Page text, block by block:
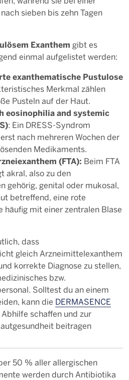
sieben bis zehn Tagen
Exanthem gibt es
einmal aufgelistet werden:
exanthematische Pustulose
Merkmal zählen
Pusteln auf der Haut.
eosinophilia and systemic
: Ein DRESS-Syndrom
nach mehreren Wochen der
Medikaments.
(FTA): Beim FTA
akral, also zu den
gehörig, genital oder mukosal,
betreffend, eine rote
häufig mit einer zentralen Blase
dass
gleich Arzneimittelexanthem
korrekte Diagnose zu stellen,
bzw.
Solltest du an einem
kann die DERMASENCE
Abhilfe schaffen und zur
beitragen
50 % aller allergischen
werden durch Antibiotika